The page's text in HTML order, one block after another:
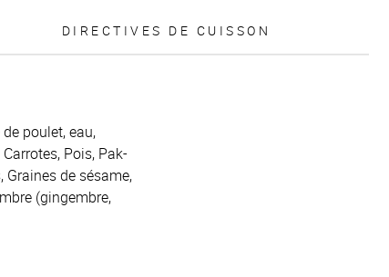
DIRECTIVES DE CUISSON
poulet, eau,
Pois, Pak-
Graines de sésame,
(gingembre,